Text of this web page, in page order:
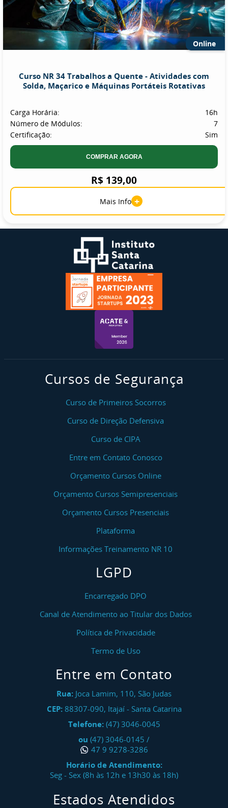
Online
Curso NR 34 Trabalhos a Quente - Atividades com
Solda, Maçarico e Máquinas Portáteis Rotativas
Carga Horária:
16h
Número de Módulos:
7
Certificação:
Sim
COMPRAR AGORA
R$ 139,00
Mais Info +
Cursos de Segurança
Curso de Primeiros Socorros
Curso de Direção Defensiva
Curso de CIPA
Entre em Contato Conosco
Orçamento Cursos Online
Orçamento Cursos Semipresenciais
Orçamento Cursos Presenciais
Plataforma
Informações Treinamento NR 10
LGPD
Encarregado DPO
Canal de Atendimento ao Titular dos Dados
Política de Privacidade
Termo de Uso
Entre em Contato
Rua: Joca Lamim, 110, São Judas
CEP: 88307-090, Itajaí- Santa Catarina
Telefone: (47) 3046-0045
ou (47) 3046-0145 /
47 9 9278-3286
Horário de Atendimento:
Seg - Sex (8h às 12h e 13h30 às 18h)
Estados Atendidos